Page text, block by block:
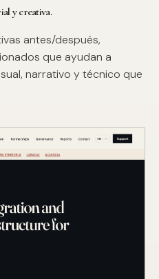
y creativa.
antes/después,
que ayudan a
narrativo y técnico que